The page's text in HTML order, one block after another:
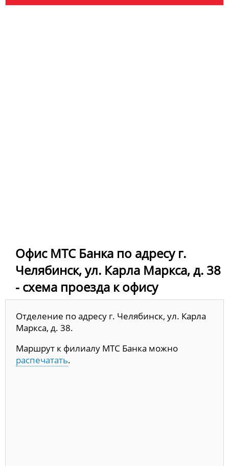
Офис МТС Банка по адресу г.
Челябинск, ул. Карла Маркса, д. 38
- схема проезда к офису
Отделение по адресу г. Челябинск, ул. Карла
Маркса, д. 38.
Маршрут к филиалу МТС Банка можно
распечатать.